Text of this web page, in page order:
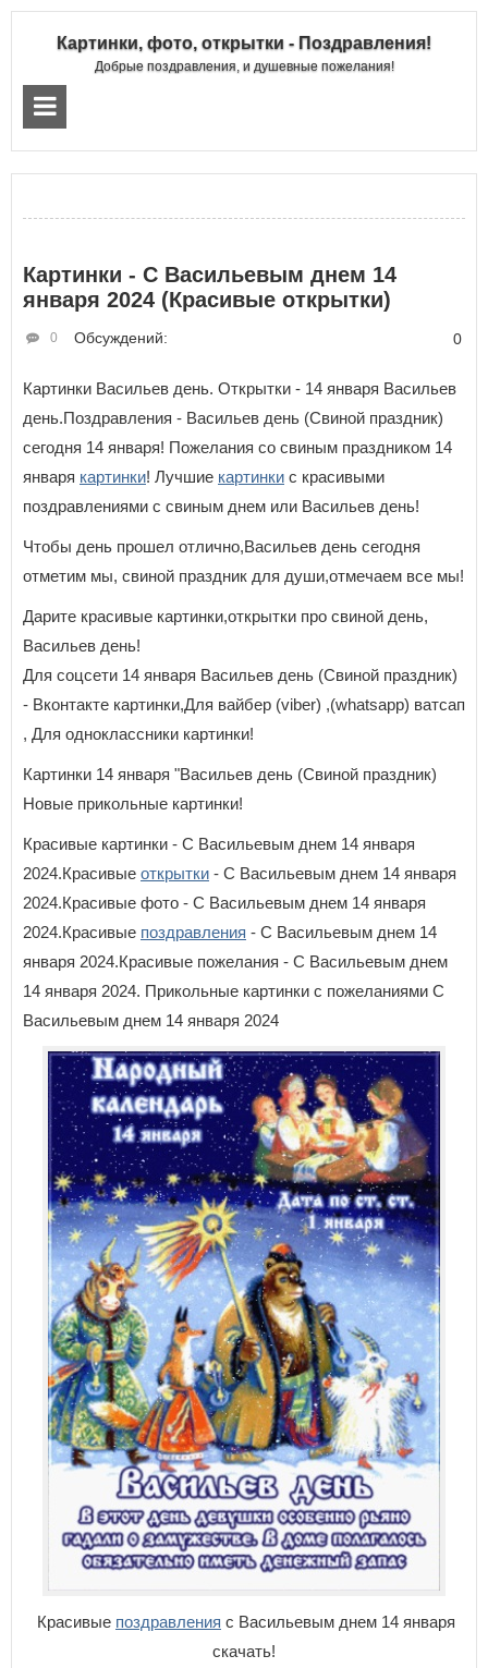
Картинки, фото, открытки - Поздравления!
Добрые поздравления, и душевные пожелания!
Картинки - С Васильевым днем 14
января 2024 (Красивые открытки)
Обсуждений:
0 0
Картинки Васильев день. Открытки - 14 января Васильев
день.Поздравления - Васильев день (Свиной праздник)
сегодня 14 января! Пожелания со свиным праздником 14
января картинки! Лучшие картинки с красивыми
поздравлениями с свиным днем или Васильев день!
Чтобы день прошел отлично,Васильев день сегодня
отметим мы, свиной праздник для души,отмечаем все мы!
Дарите красивые картинки,открытки про свиной день,
Васильев день!
Для соцсети 14 января Васильев день (Свиной праздник)
- Вконтакте картинки,Для вайбер (viber) ,(whatsapp) ватсап
, Для одноклассники картинки!
Картинки 14 января "Васильев день (Свиной праздник)
Новые прикольные картинки!
Красивые картинки - С Васильевым днем 14 января
2024.Красивые открытки - С Васильевым днем 14 января
2024.Красивые фото - С Васильевым днем 14 января
2024.Красивые поздравления - С Васильевым днем 14
января 2024.Красивые пожелания - С Васильевым днем
14 января 2024. Прикольные картинки с пожеланиями С
Васильевым днем 14 января 2024
Красивые поздравления с Васильевым днем 14 января
скачать!